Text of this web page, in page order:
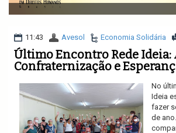
v
i
a
t
i
o
11:43 Avesol Economia Solidária
Último Encontro Rede Ideia:
Confraternização e
No
Ideia
fazer
de